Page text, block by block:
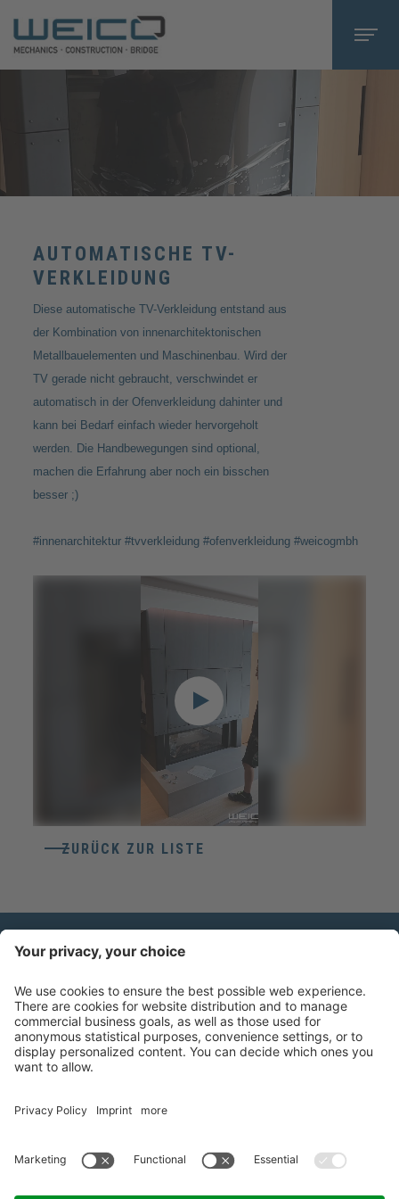
AUTOMATISCHE TV-
VERKLEIDUNG
Diese automatische TV-Verkleidung entstand aus
der Kombination von innenarchitektonischen
Metallbauelementen und Maschinenbau. Wird der
TV gerade nicht gebraucht, verschwindet er
automatisch in der Ofenverkleidung dahinter und
kann bei Bedarf einfach wieder hervorgeholt
werden. Die Handbewegungen sind optional,
machen die Erfahrung aber noch ein bisschen
besser ;)
#innenarchitektur #tvverkleidung #ofenverkleidung #weicogmbh
ZURÜCK ZUR LISTE
Weico Maschinen- & Metallbau Gmbh
Gewerbezone Ziggler 4
39040 Feldthurns
(BZ)
T+39 0472 857800
info@weico.it